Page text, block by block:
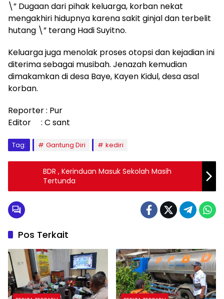
\” Dugaan dari pihak keluarga, korban nekat
mengakhiri hidupnya karena sakit ginjal dan terbelit
hutang \” terang Hadi Suyitno.
Keluarga juga menolak proses otopsi dan kejadian ini
diterima sebagai musibah. Jenazah kemudian
dimakamkan di desa Baye, Kayen Kidul, desa asal
korban.
Reporter : Pur
Editor : C sant
Tag: Gantung Diri kediri
BDR , Kerinduan Masuk Sekolah Masih
Tertunda
Pos Terkait